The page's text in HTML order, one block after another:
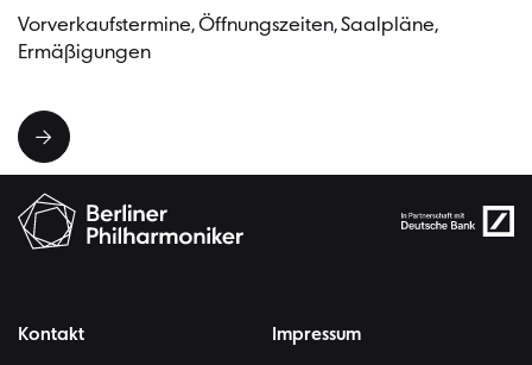
Vorverkaufstermine, Öffnungszeiten, Saalpläne,
Ermäßigungen
Kontakt Impressum